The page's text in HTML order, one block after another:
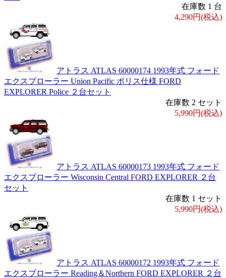
在庫数 1 台
4,290円(税込)
アトラス ATLAS 60000174 1993年式 フォード
エクスプローラー Union Pacific ポリス仕様 FORD
EXPLORER Police ２台セット
在庫数 2 セット
5,990円(税込)
アトラス ATLAS 60000173 1993年式 フォード
エクスプローラー Wisconsin Central FORD EXPLORER ２台
セット
在庫数 1 セット
5,990円(税込)
アトラス ATLAS 60000172 1993年式 フォード
エクスプローラー Reading＆Northern FORD EXPLORER ２台